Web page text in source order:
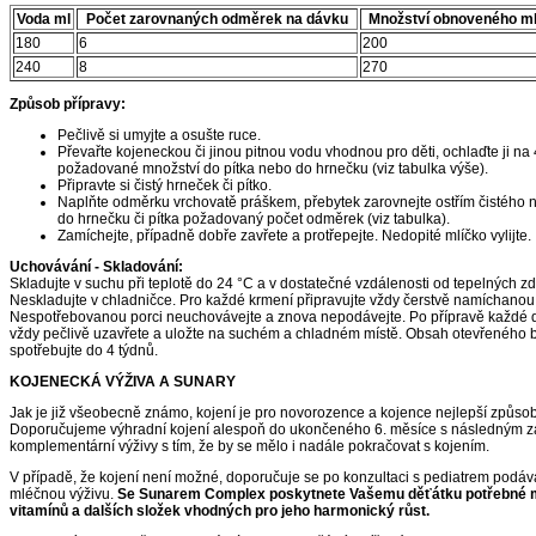
Voda ml Počet zarovnaných odměrek na dávku
Množství obnoveného
180
6
200
240
8 270
Způsob přípravy:
Pečlivě si umyjte a osušte ruce.
Převařte kojeneckou či jinou pitnou vodu vhodnou pro děti, ochlaďte ji na
požadované množství do pítka nebo do hrnečku (viz tabulka výše).
Připravte si čistý hrneček či pítko.
Naplňte odměrku vrchovatě práškem, přebytek zarovnejte ostřím čistého
do hrnečku či pítka požadovaný počet odměrek (viz tabulka).
Zamíchejte, případně dobře zavřete a protřepejte. Nedopité mlíčko vylijte.
Uchovávání - Skladování:
Skladujte v suchu při teplotě do 24 °C a v dostatečné vzdálenosti od tepelných
Neskladujte v chladničce. Pro každé krmení připravujte vždy čerstvě
Nespotřebovanou porci neuchovávejte a znova nepodávejte. Po přípravě každé
vždy pečlivě uzavřete a uložte na suchém a chladném místě. Obsah otevřeného
spotřebujte do 4 týdnů.
KOJENECKÁ VÝŽIVA A SUNARY
Jak je již všeobecně známo, kojení je pro novorozence a kojence nejlepší
Doporučujeme výhradní kojení alespoň do ukončeného 6. měsíce s následným
komplementární výživy s tím, že by se mělo i nadále pokračovat s kojením.
V případě, že kojení není možné, doporučuje se po konzultaci s pediatrem
mléčnou výživu. Se Sunarem Complex poskytnete Vašemu děťátku potřebné
vitamínů a dalších složek vhodných pro jeho harmonický růst.